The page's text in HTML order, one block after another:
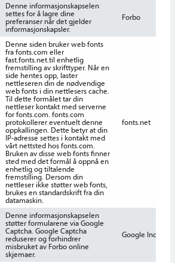
Denne informasjonskapselen
settes for å lagre dine
preferanser når det gjelder
informasjonskapsler.
Forbo
Denne siden bruker web fonts
fra fonts.com eller
fast.fonts.net.til enhetlig
fremstilling av skrifttyper. Når en
side hentes opp, laster
nettleseren din de nødvendige
web fonts i din nettlesers cache.
Til dette formålet tar din
nettleser kontakt med serverne
for fonts.com. fonts.com
protokollerer eventuelt denne
oppkallingen. Dette betyr at din
IP-adresse settes i kontakt med
vårt nettsted hos fonts.com.
Bruken av disse web fonts finner
sted med det formål å oppnå en
enhetlig og tiltalende
fremstilling. Dersom din
nettleser ikke støtter web fonts,
brukes en standardskrift fra din
datamaskin.
fonts.net
Denne informasjonskapselen
støtter formularene via Google
Captcha. Google Captcha
reduserer og forhindrer
misbruket av Forbo online
skjemaer.
Google Inc.